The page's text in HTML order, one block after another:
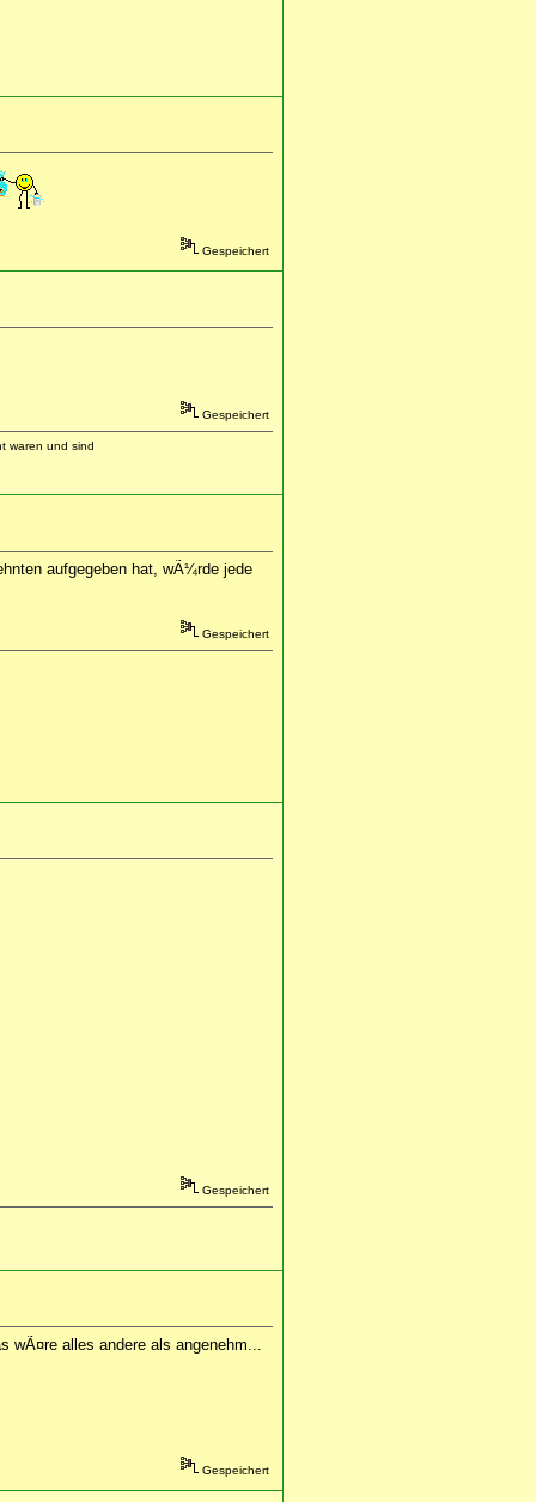
Gespeichert
Gespeichert
waren und sind
aufgegeben hat, wÃ¼rde jede
Gespeichert
Gespeichert
alles andere als angenehm...
Gespeichert